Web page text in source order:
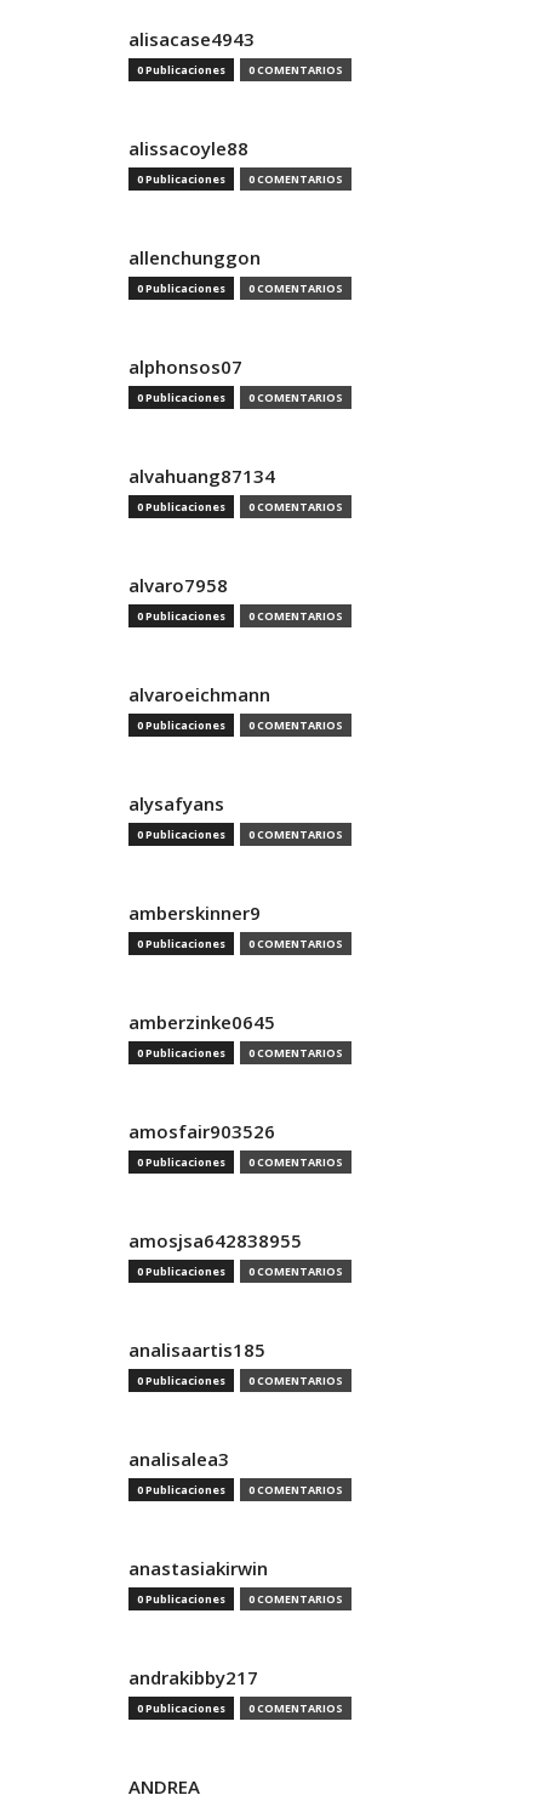
alisacase4943
0 Publicaciones 0 COMENTARIOS
alissacoyle88
0 Publicaciones 0 COMENTARIOS
allenchunggon
0 Publicaciones 0 COMENTARIOS
alphonsos07
0 Publicaciones 0 COMENTARIOS
alvahuang87134
0 Publicaciones 0 COMENTARIOS
alvaro7958
0 Publicaciones 0 COMENTARIOS
alvaroeichmann
0 Publicaciones 0 COMENTARIOS
alysafyans
0 Publicaciones 0 COMENTARIOS
amberskinner9
0 Publicaciones 0 COMENTARIOS
amberzinke0645
0 Publicaciones 0 COMENTARIOS
amosfair903526
0 Publicaciones 0 COMENTARIOS
amosjsa642838955
0 Publicaciones 0 COMENTARIOS
analisaartis185
0 Publicaciones 0 COMENTARIOS
analisalea3
0 Publicaciones 0 COMENTARIOS
anastasiakirwin
0 Publicaciones 0 COMENTARIOS
andrakibby217
0 Publicaciones 0 COMENTARIOS
ANDREA